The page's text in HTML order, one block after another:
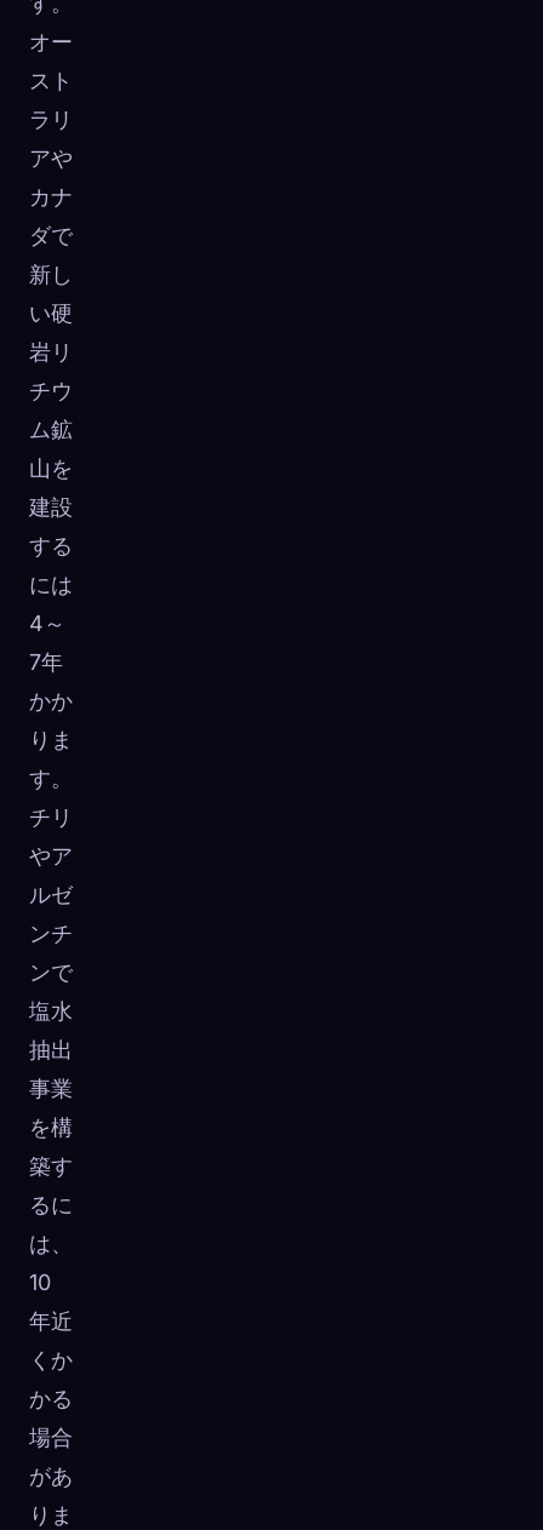
オー
スト
ラリ
アや
カナ
ダで
新し
い硬
岩リ
チウ
ム鉱
山を
建設
する
には
4～
7年
かか
りま
す。
チリ
やア
ルゼ
ンチ
ンで
塩水
抽出
事業
を構
築す
るに
は、
10
年近
くか
かる
場合
があ
りま